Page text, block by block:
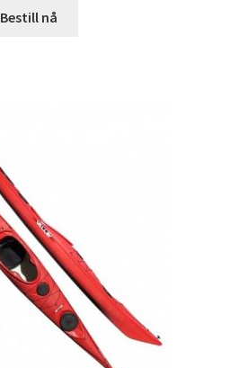
Bestill nå